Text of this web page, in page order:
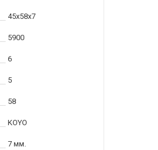
45x58x7
5900
6
5
58
KOYO
7 мм.